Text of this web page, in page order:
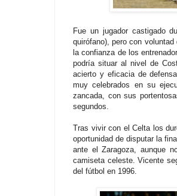
Fue un jugador castigado
quirófano), pero con
la confianza de los
podría situar al nivel de
acierto y eficacia de
muy celebrados en su
zancada, con sus
segundos.
Tras vivir con el Celta los
oportunidad de disputar la
ante el Zaragoza, aunque
camiseta celeste. Vicente
del fútbol en 1996.